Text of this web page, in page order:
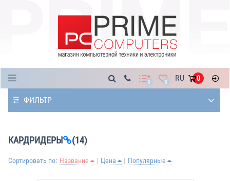
0 0 RU 0
ФИЛЬТР
КАРДРИДЕРЫ (14)
Сортировать по: Название Цена Популярные